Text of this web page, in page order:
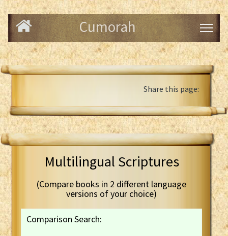
Cumorah
Share this page:
Multilingual Scriptures
(Compare books in 2 different language
versions of your choice)
Comparison Search: